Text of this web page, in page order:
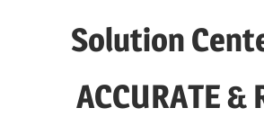
Solution
ACCURATE &